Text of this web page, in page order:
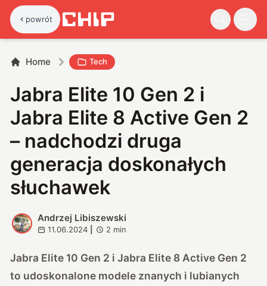
powrót
Home Tech
Jabra Elite 10 Gen 2 i
Jabra Elite 8 Active Gen 2
– nadchodzi druga
generacja doskonałych
słuchawek
A
Andrzej Libiszewski
11.06.2024 2 min
Jabra Elite 10 Gen 2 i Jabra Elite 8 Active Gen 2
to udoskonalone modele znanych i lubianych